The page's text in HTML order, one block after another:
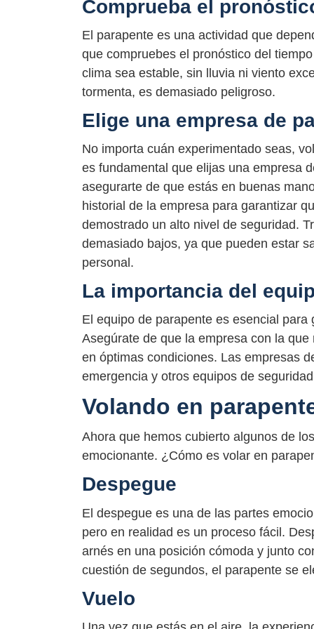
Comprueba el
El parapente es una actividad que
que compruebes el pronóstico del
clima sea estable, sin lluvia ni viento
tormenta, es demasiado peligroso.
Elige una empresa de
No importa cuán experimentado seas,
es fundamental que elijas una empresa
asegurarte de que estás en buenas
historial de la empresa para garantizar
demostrado un alto nivel de seguridad.
demasiado bajos, ya que pueden estar
personal.
La importancia del
El equipo de parapente es esencial
Asegúrate de que la empresa con la
en óptimas condiciones. Las empresas
emergencia y otros equipos de
Volando en
Ahora que hemos cubierto algunos de
emocionante. ¿Cómo es volar en
Despegue
El despegue es una de las partes
pero en realidad es un proceso fácil.
arnés en una posición cómoda y junto
cuestión de segundos, el parapente se
Vuelo